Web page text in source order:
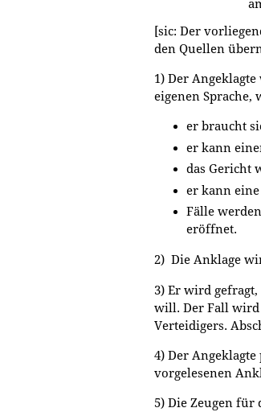
[sic: Der
den Quellen
1) Der
eigenen Sprache,
er braucht
er kann
das Gericht
er kann
Fälle
eröffnet.
2) Die Anklage
3) Er wird
will. Der Fall wird
Verteidigers.
4) Der
vorgelesenen
5) Die Zeugen